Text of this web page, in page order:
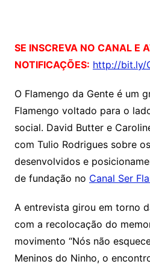
SE INSCREVA NO CANAL E
NOTIFICAÇÕES: http://bit.ly/
O Flamengo da Gente é um
Flamengo voltado para o
social. David Butter e
com Tulio Rodrigues sobre
desenvolvidos e
de fundação no Canal Ser
A entrevista girou em torno
com a recolocação do
movimento “Nós não
Meninos do Ninho, o